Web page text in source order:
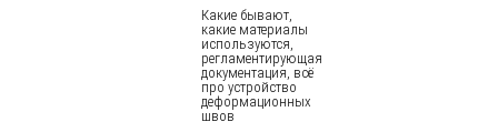
Какие бывают,
какие материалы
используются,
регламентирующая
документация, всё
про устройство
деформационных
швов